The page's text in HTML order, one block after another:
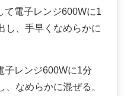
て電子レンジ600Wに1
し、手早くなめらかに
子レンジ600Wに1分
なめらかに混ぜる。